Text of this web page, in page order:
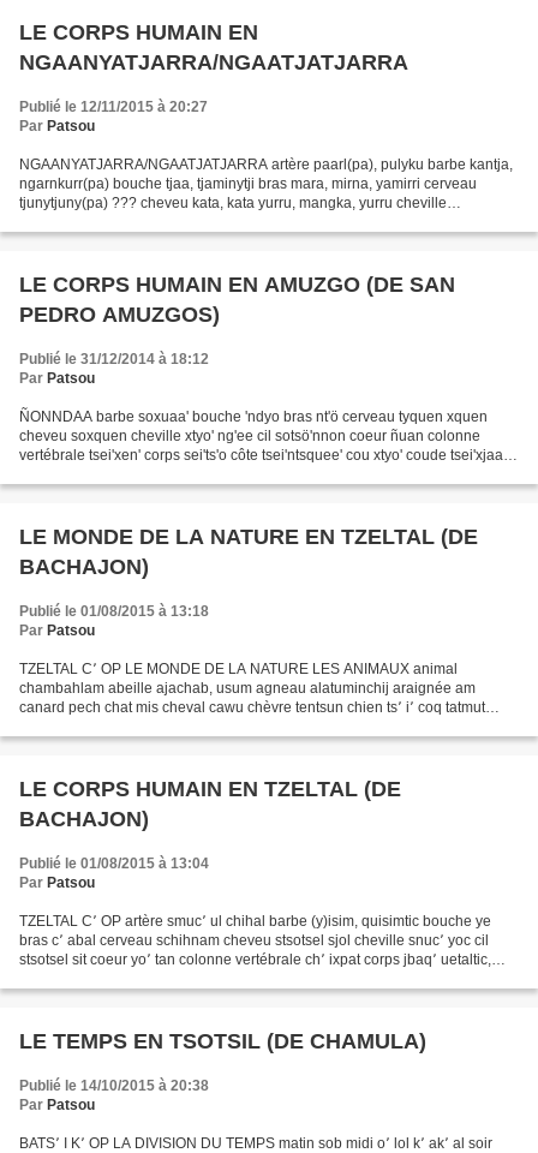
LE CORPS HUMAIN EN
NGAANYATJARRA/NGAATJATJARRA
Publié le 12/11/2015 à 20:27
Par Patsou
NGAANYATJARRA/NGAATJATJARRA artère paarl(pa), pulyku barbe kantja,
ngarnkurr(pa) bouche tjaa, tjaminytji bras mara, mirna, yamirri cerveau
tjunytjuny(pa) ??? cheveu kata, kata yurru, mangka, yurru cheville
LE CORPS HUMAIN EN AMUZGO (DE SAN
PEDRO AMUZGOS)
Publié le 31/12/2014 à 18:12
Par Patsou
ÑONNDAA barbe soxuaa' bouche 'ndyo bras nt'ö cerveau tyquen xquen
cheveu soxquen cheville xtyo' ng'ee cil sotsö'nnon coeur ñuan colonne
vertébrale tsei'xen' corps sei'ts'o côte tsei'ntsquee' cou xtyo' coude tsei'xjaan'
LE MONDE DE LA NATURE EN TZELTAL (DE
BACHAJON)
Publié le 01/08/2015 à 13:18
Par Patsou
TZELTAL C՚ OP LE MONDE DE LA NATURE LES ANIMAUX animal
chambahlam abeille ajachab, usum agneau alatuminchij araignée am
canard pech chat mis cheval cawu chèvre tentsun chien ts՚ i՚ coq tatmut
LE CORPS HUMAIN EN TZELTAL (DE
BACHAJON)
Publié le 01/08/2015 à 13:04
Par Patsou
TZELTAL C՚ OP artère smuc՚ ul chihal barbe (y)isim, quisimtic bouche ye
bras c՚ abal cerveau schihnam cheveu stsotsel sjol cheville snuc՚ yoc cil
stsotsel sit coeur yo՚ tan colonne vertébrale ch՚ ixpat corps jbaq՚ uetaltic,
LE TEMPS EN TSOTSIL (DE CHAMULA)
Publié le 14/10/2015 à 20:38
Par Patsou
BATS՚ I K՚ OP LA DIVISION DU TEMPS matin sob midi o՚ lol k՚ ak՚ al soir